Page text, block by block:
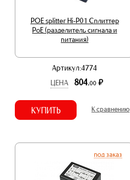
POE splitter Hi-P01 Сплиттер
PoE (разделитель сигнала и
питания)
Артикул:4774
ЦЕНА
804.00 р.
КУПИТЬ К сравнению
под заказ